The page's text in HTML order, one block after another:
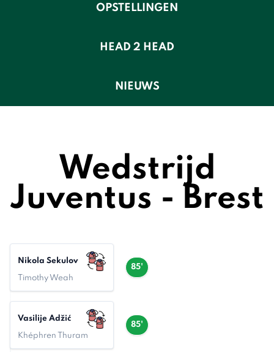
OPSTELLINGEN
HEAD 2 HEAD
NIEUWS
Wedstrijd
Juventus - Brest
85'
Nikola Sekulov
Timothy Weah
85'
Vasilije Adžić
Khéphren Thuram